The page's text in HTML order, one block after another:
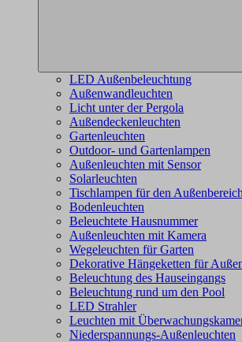
LED Außenbeleuchtung
Außenwandleuchten
Licht unter der Pergola
Außendeckenleuchten
Gartenleuchten
Outdoor- und Gartenlampen
Außenleuchten mit Sensor
Solarleuchten
Tischlampen für den Außenbereich
Bodenleuchten
Beleuchtete Hausnummer
Außenleuchten mit Kamera
Wegeleuchten für Garten
Dekorative Hängeketten für
Beleuchtung des Hauseingangs
Beleuchtung rund um den Pool
LED Strahler
Leuchten mit
Niederspannungs-Außenleuchten